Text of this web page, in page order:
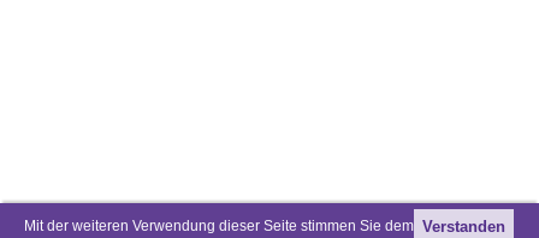
Mit der weiteren Verwendung dieser Seite stimmen Sie dem Verstanden